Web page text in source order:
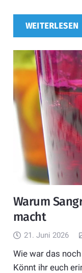
WEITERLESEN
Warum
macht
21. Juni 2026
Wie war das
Könnt ihr euch